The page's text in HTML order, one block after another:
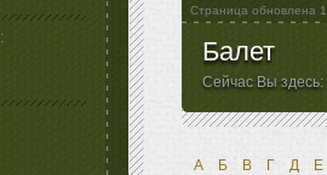
Страница обновлена
Балет
Сейчас Вы здесь:
А Б В Г Д Е